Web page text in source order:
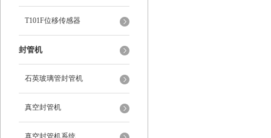
T101F位移传感器
封管机
石英玻璃管封管机
真空封管机
真空封管机系统